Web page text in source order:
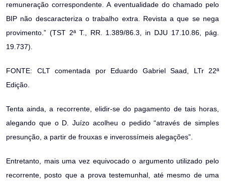
remuneração correspondente. A eventualidade do chamado pelo
BIP não descaracteriza o trabalho extra. Revista a que se nega
provimento.” (TST 2ª T., RR. 1.389/86.3, in DJU 17.10.86, pág.
19.737).
FONTE: CLT comentada por Eduardo Gabriel Saad, LTr 22ª
Edição.
Tenta ainda, a recorrente, elidir-se do pagamento de tais horas,
alegando que o D. Juízo acolheu o pedido “através de simples
presunção, a partir de frouxas e inverossímeis alegações”.
Entretanto, mais uma vez equivocado o argumento utilizado pelo
recorrente, posto que a prova testemunhal, até mesmo de uma